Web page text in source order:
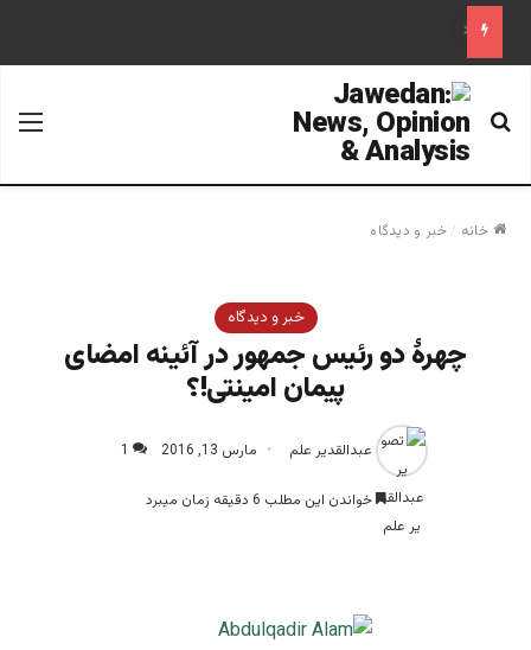
«آینده فدراسیون روسیه پس از پوتین؛ تحلیل یک سناریوی محتمل»
جستجو برای
خانه /خبر و دیدگاه
خبر و دیدگاه
چهرۀ دو رئیس جمهور در آئینه امضای
پیمان امینتی!؟
عبدالقدیر علم مارس 13, 2016 1
خواندن این مطلب 6 دقیقه زمان میبرد